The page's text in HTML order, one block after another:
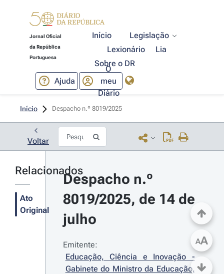
Jornal Oficial
da República
Portuguesa
Início
Legislação
Lexionário
Lia
Sobre o DR
Ajuda
O
meu
Diário
Início Despacho n.º 8019/2025
Voltar
Relacionados
Ato
Original
Despacho n.º
8019/2025, de 14 de
julho
Emitente:
Educação, Ciência e Inovação -
Gabinete do Ministro da Educação,
AA